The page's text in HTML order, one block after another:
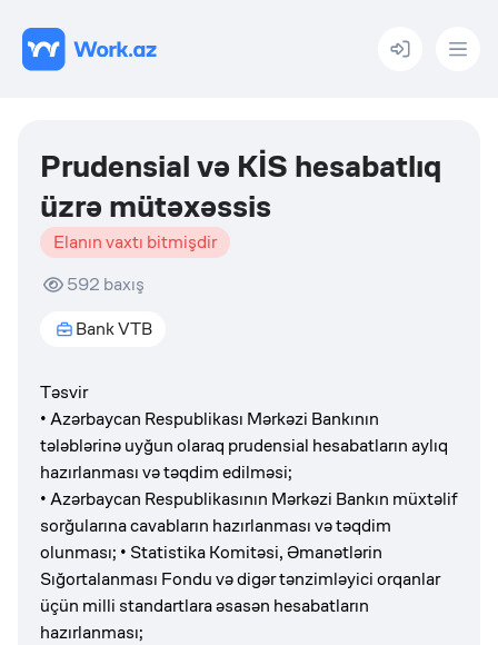
Menu
Prudensial və KİS hesabatlıq
üzrə mütəxəssis
Elanın vaxtı bitmişdir
592 baxış
Bank VTB
Təsvir
• Azərbaycan Respublikası Mərkəzi Bankının
tələblərinə uyğun olaraq prudensial hesabatların aylıq
hazırlanması və təqdim edilməsi;
•Azərbaycan Respublikasının Mərkəzi Bankın müxtəlif
sorğularına cavabların hazırlanması və təqdim
olunması; • Statistika Komitəsi, Əmanətlərin
Sığortalanması Fondu və digər tənzimləyici orqanlar
üçün milli standartlara əsasən hesabatların
hazırlanması;